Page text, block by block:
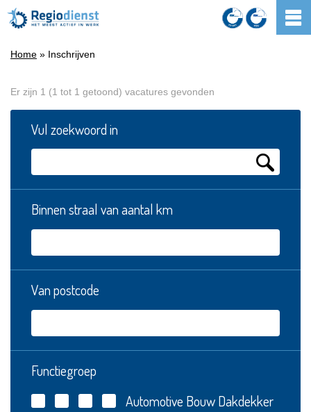
Home » Inschrijven
Er zijn 1 (1 tot 1 getoond) vacatures gevonden
Vul zoekwoord in
Binnen straal van aantal km
Van postcode
Functiegroep
Automotive BouwDakdekker